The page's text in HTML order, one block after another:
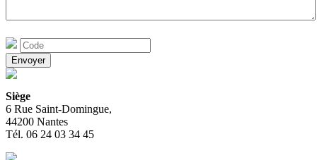
Siège
6 Rue Saint-Domingue,
44200 Nantes
Tél. 06 24 03 34 45